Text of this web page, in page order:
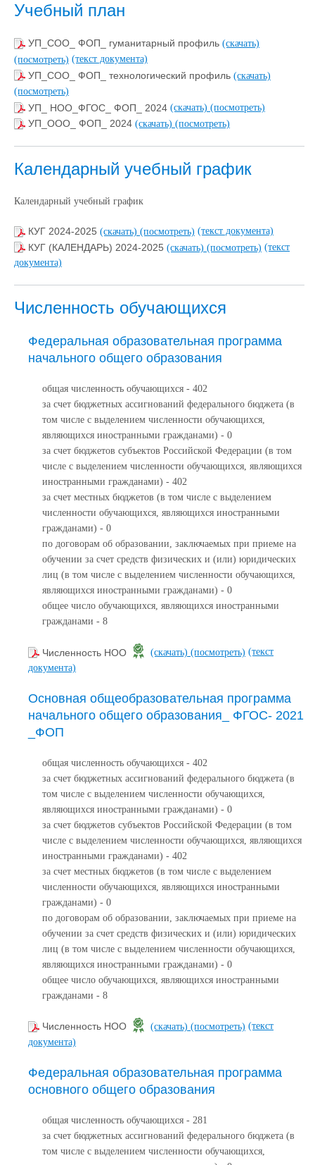
Учебный план
УП_СОО_ ФОП_ гуманитарный профиль (скачать)
(посмотреть) (текст документа)
УП_СОО_ ФОП_ технологический профиль (скачать)
(посмотреть)
УП_ НОО_ФГОС_ ФОП_ 2024 (скачать) (посмотреть)
УП_ООО_ ФОП_ 2024 (скачать) (посмотреть)
Календарный учебный график
Календарный учебный график
КУГ 2024-2025 (скачать) (посмотреть) (текст документа)
КУГ (КАЛЕНДАРЬ) 2024-2025 (скачать) (посмотреть) (текст
документа)
Численность обучающихся
Федеральная образовательная программа
начального общего образования
общая численность обучающихся - 402
за счет бюджетных ассигнований федерального бюджета (в
том числе с выделением численности обучающихся,
являющихся иностранными гражданами) - 0
за счет бюджетов субъектов Российской Федерации (в том
числе с выделением численности обучающихся, являющихся
иностранными гражданами) - 402
за счет местных бюджетов (в том числе с выделением
численности обучающихся, являющихся иностранными
гражданами) - 0
по договорам об образовании, заключаемых при приеме на
обучении за счет средств физических и (или) юридических
лиц (в том числе с выделением численности обучающихся,
являющихся иностранными гражданами) - 0
общее число обучающихся, являющихся иностранными
гражданами - 8
Численность НОО (скачать) (посмотреть) (текст
документа)
Основная общеобразовательная программа
начального общего образования_ ФГОС- 2021
_ФОП
общая численность обучающихся - 402
за счет бюджетных ассигнований федерального бюджета (в
том числе с выделением численности обучающихся,
являющихся иностранными гражданами) - 0
за счет бюджетов субъектов Российской Федерации (в том
числе с выделением численности обучающихся, являющихся
иностранными гражданами) - 402
за счет местных бюджетов (в том числе с выделением
численности обучающихся, являющихся иностранными
гражданами) - 0
по договорам об образовании, заключаемых при приеме на
обучении за счет средств физических и (или) юридических
лиц (в том числе с выделением численности обучающихся,
являющихся иностранными гражданами) - 0
общее число обучающихся, являющихся иностранными
гражданами - 8
Численность НОО (скачать) (посмотреть) (текст
документа)
Федеральная образовательная программа
основного общего образования
общая численность обучающихся - 281
за счет бюджетных ассигнований федерального бюджета (в
том числе с выделением численности обучающихся,